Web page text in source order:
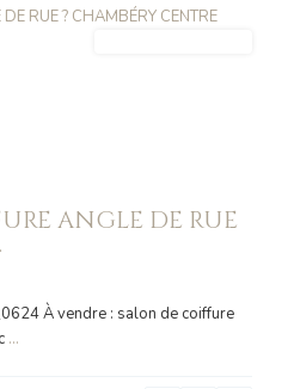
ANGLE DE RUE
À vendre : salon de coiffure
...